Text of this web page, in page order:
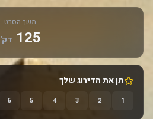
משך הסרט
125 דק'
תן את הדירוג שלך
1
2
3
4
5
6